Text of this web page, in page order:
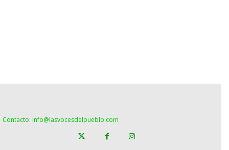
Contacto: info@lasvocesdelpueblo.com